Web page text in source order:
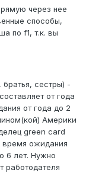
через нее
способы,
по f1, т.к. вы
сестры) -
от года
от года до 2
Америки
green card
время ожидания
6 лет. Нужно
работодателя